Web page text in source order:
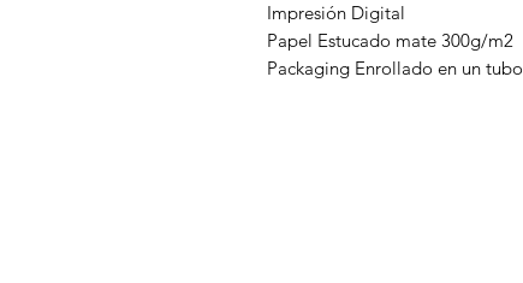
Impresión Digital
Papel Estucado mate 300g/m2
Packaging Enrollado en un tubo